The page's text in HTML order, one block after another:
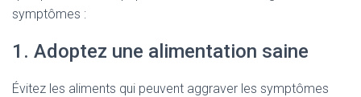
symptômes :
1. Adoptez une alimentation saine
Évitez les aliments qui peuvent aggraver les symptômes